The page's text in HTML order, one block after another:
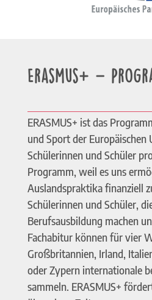
Erasmus+ –
ERASMUS+ ist das
und Sport der
Schülerinnen und Schüler
Programm, weil es uns
Auslandspraktika finanziell
Schülerinnen und Schüler,
Berufsausbildung machen
Fachabitur können für vier
Großbritannien, Irland,
oder Zypern internationale
sammeln. ERASMUS+